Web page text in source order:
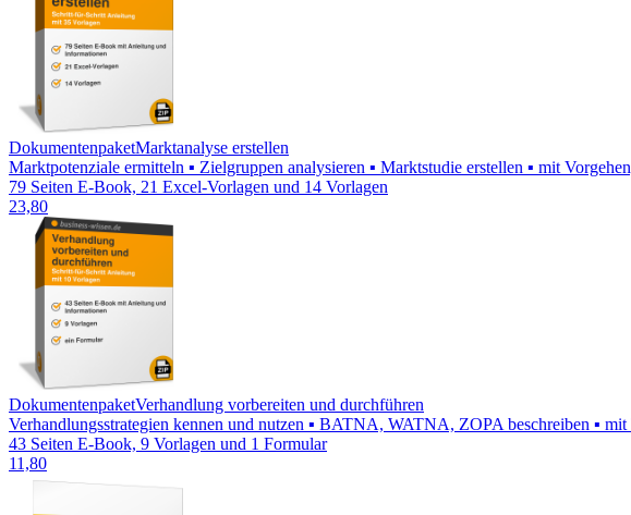
DokumentenpaketMarktanalyse erstellen
Marktpotenziale ermitteln ▪ Zielgruppen analysieren ▪ Marktstudie erstellen ▪ mit
79 Seiten E-Book, 21 Excel-Vorlagen und 14 Vorlagen
23,80
DokumentenpaketVerhandlung vorbereiten und durchführen
Verhandlungsstrategien kennen und nutzen ▪ BATNA, WATNA, ZOPA beschreiben ▪
43 Seiten E-Book, 9 Vorlagen und 1 Formular
11,80